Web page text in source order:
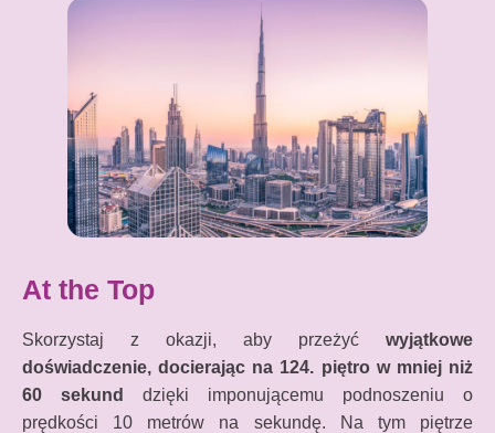
At the Top
Skorzystaj z okazji, aby przeżyć wyjątkowe
doświadczenie, docierając na 124. piętro w mniej niż
60 sekund
dzięki imponującemu podnoszeniu o
prędkości 10 metrów na sekundę. Na tym piętrze